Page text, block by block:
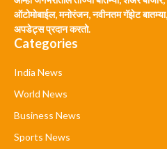
ऑटोमोबाईल, मनोरंजन, नवीनतम गॅझेट
अपडेट्स प्रदान करतो.
Categories
India News
World News
Business News
Sports News